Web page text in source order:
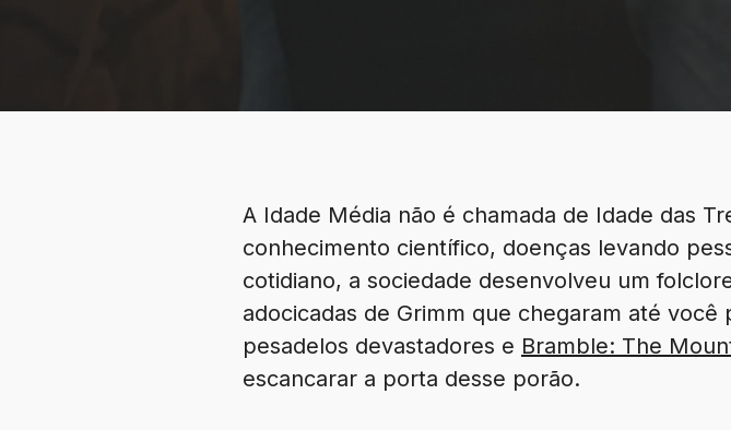
A Idade Média não é chamada de Idade das
conhecimento científico, doenças levando
cotidiano, a sociedade desenvolveu um
adocicadas de Grimm que chegaram até
pesadelos devastadores e Bramble: The
escancarar a porta desse porão.